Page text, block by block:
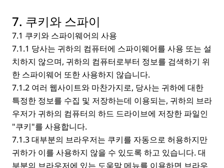
7. 쿠키와 스파이
7.1 쿠키와 스파이웨어의 사용
7.1.1 당사는 귀하의 컴퓨터에 스파이웨어를 사용 또는 설
치하지 않으며, 귀하의 컴퓨터로부터 정보를 검색하기 위
한 스파이웨어 또한 사용하지 않습니다.
7.1.2 여러 웹사이트와 마찬가지로, 당사는 귀하에 대한
특정한 정보를 수집 및 저장하는데 이용되는, 귀하의 브라
우저가 귀하의 컴퓨터의 하드 드라이브에 저장한 파일인
"쿠키"를 사용합니다.
7.1.3 대부분의 브라우저는 쿠키를 자동으로 허용하지만
귀하가 이를 사용하지 않을 수 있도록 하고 있습니다. 대
부분의 브라우저에 있는 도움말 메뉴를 이용하면 브라우